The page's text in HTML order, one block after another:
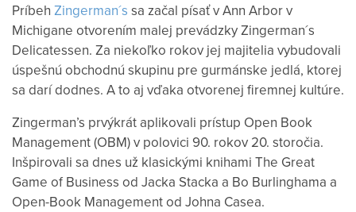
Príbeh Zingerman´s sa začal písať v Ann Arbor v
Michigane otvorením malej prevádzky Zingerman´s
Delicatessen. Za niekoľko rokov jej majitelia vybudovali
úspešnú obchodnú skupinu pre gurmánske jedlá, ktorej
sa darí dodnes. A to aj vďaka otvorenej firemnej kultúre.
Zingerman’s prvýkrát aplikovali prístup Open Book
Management (OBM) v polovici 90. rokov 20. storočia.
Inšpirovali sa dnes už klasickými knihami The Great
Game of Business od Jacka Stacka a Bo Burlinghama a
Open-Book Management od Johna Casea.